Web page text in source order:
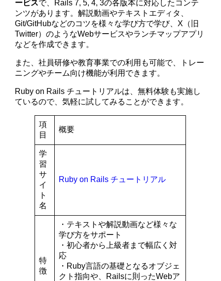
ービスで、Rails 7, 5, 4, 3の各版本に対応したコンテ
ンツがあります。解説動画やテキストエディタ、
Git/GitHubなどのコツを様々な学び方で学び、X（旧
Twitter）のようなWebサービスやランチマップアプリ
などを作成できます。
また、社員研修や教育事業での利用も可能で、トレー
ニングやチーム向け機能が利用できます。
Ruby on Rails チュートリアルは、無料体験も実施し
ているので、気軽に試してみることができます。
項
目
概要
学
習
サ
イ
ト
名
Ruby on Rails チュートリアル
特
徴
・テキストや解説動画など様々な
学び方をサポート
・初心者から上級者まで幅広く対
応
・Ruby言語の基礎となるオブジェ
クト指向や、Railsに則ったWebア